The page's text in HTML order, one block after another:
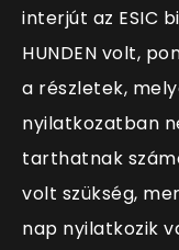
interjút az ESIC
HUNDEN volt,
a részletek,
nyilatkozatban
tarthatnak
volt szükség,
nap nyilatkozik